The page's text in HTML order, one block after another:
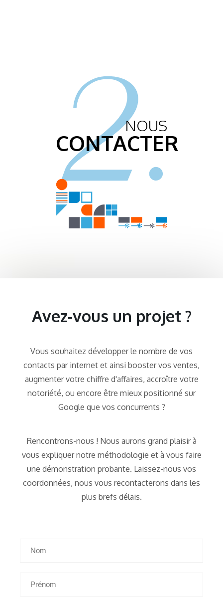
2.
NOUS
CONTACTER
Avez-vous un projet ?
Vous souhaitez développer le nombre de vos
contacts par internet et ainsi booster vos ventes,
augmenter votre chiffre d'affaires, accroître votre
notoriété, ou encore être mieux positionné sur
Google que vos concurrents ?
Rencontrons-nous ! Nous aurons grand plaisir à
vous expliquer notre méthodologie et à vous faire
une démonstration probante. Laissez-nous vos
coordonnées, nous vous recontacterons dans les
plus brefs délais.